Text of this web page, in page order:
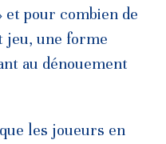
et pour combien de
jeu, une forme
au dénouement
les joueurs en